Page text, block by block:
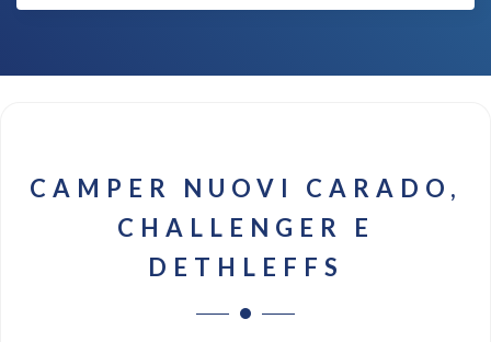
CAMPER NUOVI CARADO,
CHALLENGER E
DETHLEFFS